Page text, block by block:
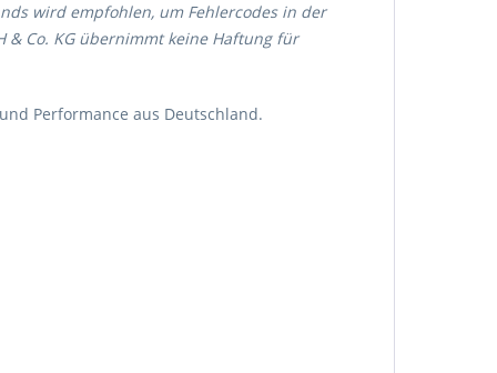
wird empfohlen, um Fehlercodes in der
Co. KG übernimmt keine Haftung für
Performance aus Deutschland.